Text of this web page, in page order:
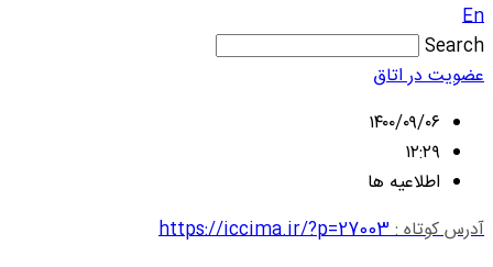
En
Search
عضویت در اتاق
۱۴۰۰/۰۹/۰۶
۱۲:۲۹
اطلاعیه ها
آدرس کوتاه :https://iccima.ir/?p=27003